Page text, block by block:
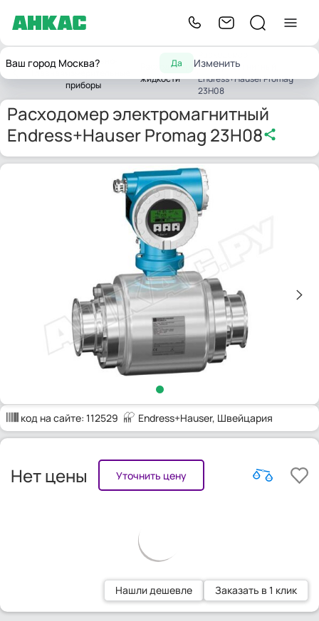
Ваш город Москва? Да Изменить
Главная
Контрольно-
приборы
Расходомеры
жидкости
электромагнитный
Endress+Hauser Promag
23H08
Расходомер электромагнитный
Endress+Hauser Promag 23H08
код на сайте: 112529 Endress+Hauser, Швейцария
Нет цены Уточнить цену
Нашли дешевле Заказать в 1 клик